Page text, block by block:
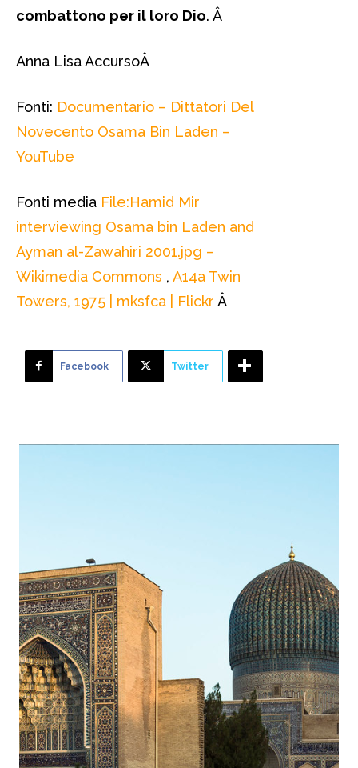
combattono per il loro Dio. Â
Anna Lisa AccursoÂ
Fonti: Documentario – Dittatori Del
Novecento Osama Bin Laden –
YouTube
Fonti media File:Hamid Mir
interviewing Osama bin Laden and
Ayman al-Zawahiri 2001.jpg –
Wikimedia Commons , A14a Twin
Towers, 1975 | mksfca | Flickr Â
Facebook Twitter